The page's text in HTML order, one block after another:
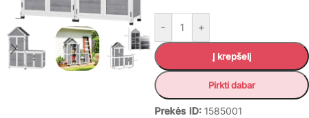
- +
Į krepšelį
Pirkti dabar
Prekės ID: 1585001